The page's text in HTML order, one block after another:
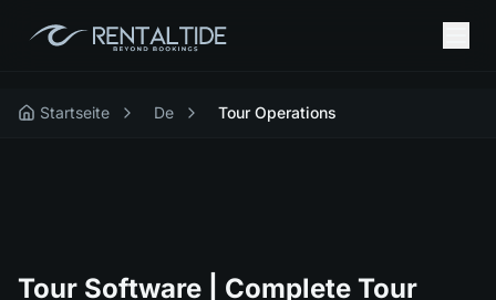
Startseite De Tour Operations
Tour Software | Complete Tour